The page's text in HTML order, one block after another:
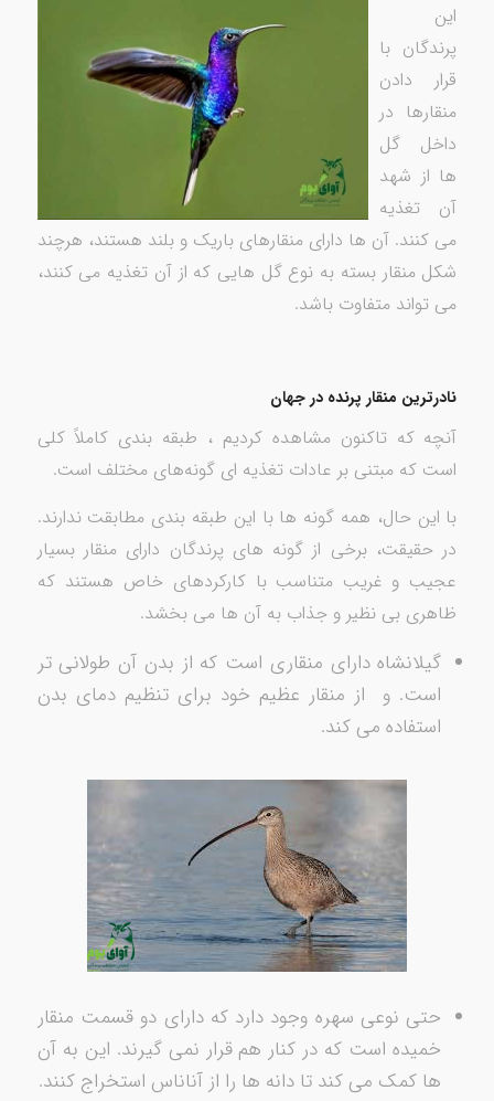
این
پرندگان با
قرار دادن
منقارها در
داخل گل
ها از شهد
آن تغذیه
می کنند. آن ها دارای منقارهای باریک و بلند هستند، هرچند
شکل منقار بسته به نوع گل هایی که از آن تغذیه می کنند،
می تواند متفاوت باشد.
نادرترین منقار پرنده در جهان
آنچه که تاکنون مشاهده کردیم ، طبقه بندی کاملاً کلی
است که مبتنی بر عادات تغذیه ای گونه‌های مختلف است.
با این حال، همه گونه ها با این طبقه بندی مطابقت ندارند.
در حقیقت، برخی از گونه های پرندگان دارای منقار بسیار
عجیب و غریب متناسب با کارکردهای خاص هستند که
ظاهری بی نظیر و جذاب به آن ها می بخشد.
گیلانشاه دارای منقاری است که از بدن آن طولانی تر
است. و از منقار عظیم خود برای تنظیم دمای بدن
استفاده می کند.
حتی نوعی سهره وجود دارد که دارای دو قسمت منقار
خمیده است که در کنار هم قرار نمی گیرند. این به آن
ها کمک می کند تا دانه ها را از آناناس استخراج کنند.